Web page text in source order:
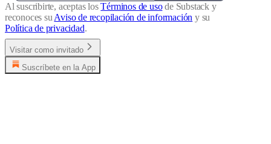
Al suscribirte, aceptas losTérminos de usode Substack y
reconoces su Aviso de recopilación de información y su
Política de privacidad.
Visitar como invitado
Suscríbete en la App